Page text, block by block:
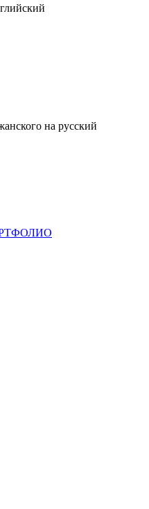
на русский